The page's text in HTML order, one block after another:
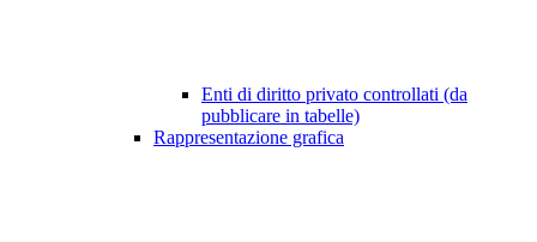
Enti di diritto privato controllati (da
pubblicare in tabelle)
Rappresentazione grafica